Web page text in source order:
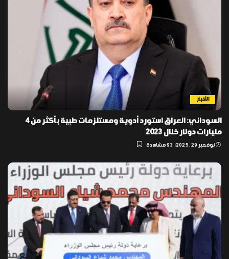
الأخبار
السوداني: العراق استورد أدوية ومستلزمات طبية بأكثر من 4
مليارات دولار خلال 2023
نوفمبر 29, 2025 93 مشاهدة